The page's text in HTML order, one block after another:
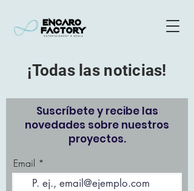
¡Todas las noticias!
Suscríbete y recibe las
novedades sobre nuestros
proyectos.
Email